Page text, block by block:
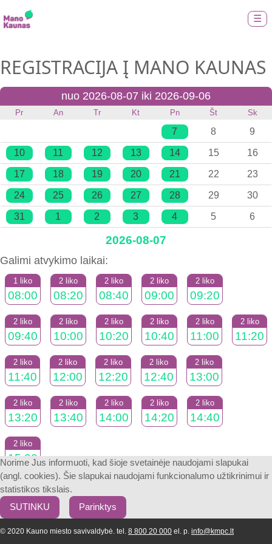
☰
REGISTRACIJA Į MANO KAUNAS
nuo 2026-08-07 iki 2026-09-06
Pr An Tr Kt Pn Št Sk
7 8 9
10 11 12 13 14 15 16
17 18 19 20 21 22 23
24 25 26 27 28 29 30
31 1 2 3 4 5 6
2026-08-07
Galimi atvykimo laikai:
1 liko
08:00
2 liko
08:20
2 liko
08:40
2 liko
09:00
2 liko
09:20
2 liko
09:40
2 liko
10:00
2 liko
10:20
2 liko
10:40
2 liko
11:00
2 liko
11:20
2 liko
11:40
2 liko
12:00
2 liko
12:20
2 liko
12:40
2 liko
13:00
2 liko
13:20
2 liko
13:40
2 liko
14:00
2 liko
14:20
2 liko
14:40
2 liko
15:00
Norime Jus informuoti, kad šioje svetainėje naudojami slapukai
(angl. cookies). Šie slapukai naudojami funkcionalumo užtikrinimui ir
statistikos tikslais.
SUTINKU
Parinktys
© 2020 Kauno miesto savivaldybė. tel. 8 800 20 000 el. p. info@kmpc.lt